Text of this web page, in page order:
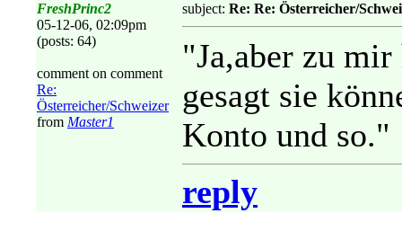
FreshPrinc2
05-12-06, 02:09pm
(posts: 64)
comment on comment
Re:
Österreicher/Schweizer
from Master1
subject: Re: Re: Österreicher/
"Ja,aber zu
gesagt sie
Konto und so."
reply